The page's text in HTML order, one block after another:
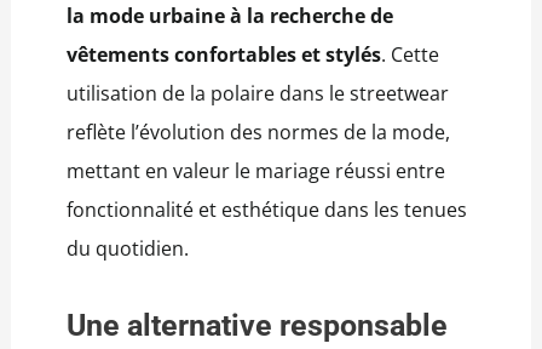
la mode urbaine à la recherche de
vêtements confortables et stylés. Cette
utilisation de la polaire dans le streetwear
reflète l’évolution des normes de la mode,
mettant en valeur le mariage réussi entre
fonctionnalité et esthétique dans les tenues
du quotidien.
Une alternative responsable